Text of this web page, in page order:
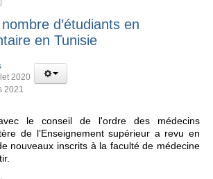
d’étudiants en
en Tunisie
2020
2021
le conseil de l'ordre des médecins
de l’Enseignement supérieur a revu en
nouveaux inscrits à la faculté de médecine